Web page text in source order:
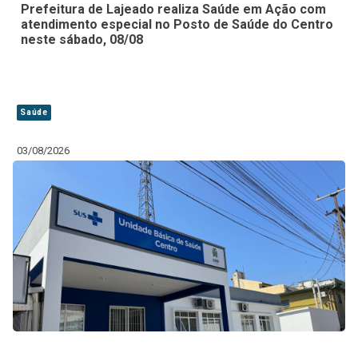
Prefeitura de Lajeado realiza Saúde em Ação com
atendimento especial no Posto de Saúde do Centro
neste sábado, 08/08
Saúde
03/08/2026